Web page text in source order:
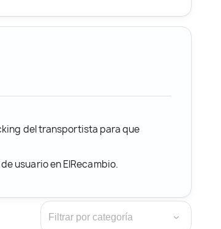
del transportista para que
usuario en ElRecambio.
›